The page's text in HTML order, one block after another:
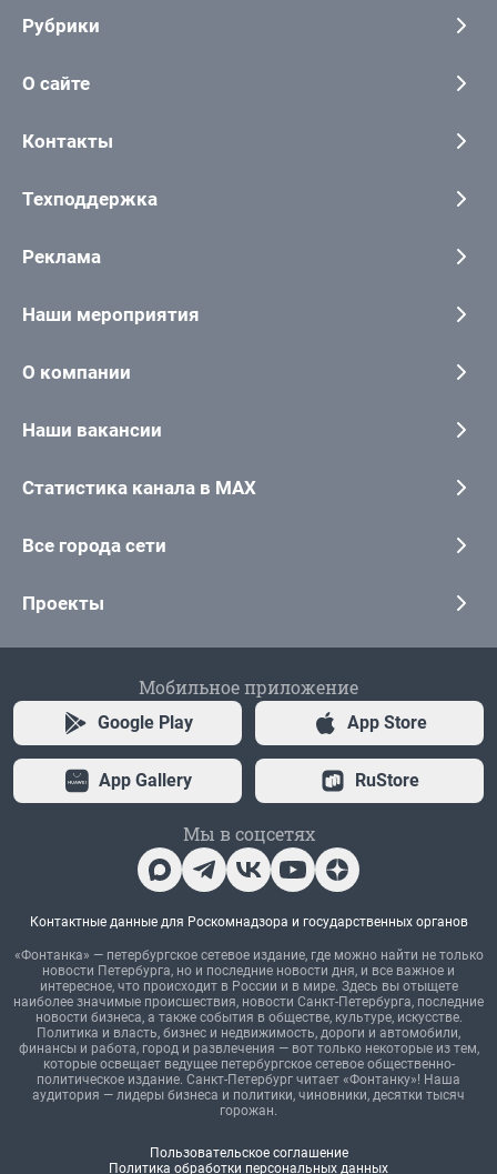
Рубрики
О сайте
Контакты
Техподдержка
Реклама
Наши мероприятия
О компании
Наши вакансии
Статистика канала в MAX
Все города сети
Проекты
Мобильное приложение
Google Play App Store
App Gallery RuStore
Мы в соцсетях
Контактные данные для Роскомнадзора и государственных органов
«Фонтанка» — петербургское сетевое издание, где можно найти не только
новости Петербурга, но и последние новости дня, и все важное и
интересное, что происходит в России и в мире. Здесь вы отыщете
наиболее значимые происшествия, новости Санкт-Петербурга, последние
новости бизнеса, а также события в обществе, культуре, искусстве.
Политика и власть, бизнес и недвижимость, дороги и автомобили,
финансы и работа, город и развлечения — вот только некоторые из тем,
которые освещает ведущее петербургское сетевое общественно-
политическое издание. Санкт-Петербург читает «Фонтанку»! Наша
аудитория — лидеры бизнеса и политики, чиновники, десятки тысяч
горожан.
Пользовательское соглашение
Политика обработки персональных данных